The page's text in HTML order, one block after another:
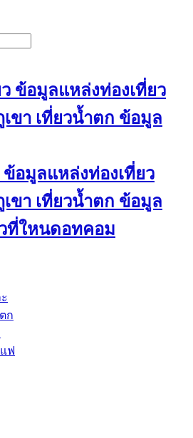
อมูลแหล่งท่องเที่ยว
เขา เที่ยวน้ำตก ข้อมูล
ที่ใหนดอทคอม
ก
ฟ